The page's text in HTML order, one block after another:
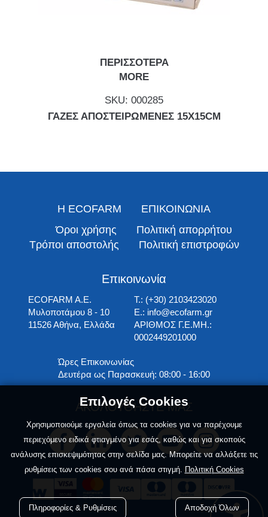
ΠΕΡΙΣΣΟΤΕΡΑ
MORE
SKU: 000285
ΓΑΖΕΣ ΑΠΟΣΤΕΙΡΩΜΕΝΕΣ 15Χ15CM
Η ECOFARM
ΕΠΙΚΟΙΝΩΝΙΑ
Όροι χρήσης
Πολιτική απορρήτου
Τρόποι αποστολής
Πολιτική επιστροφών
Επικοινωνία
ECOFARM A.E.
Μυλοποτάμου 8 - 10
11526 Αθήνα, Ελλάδα
T.: (+30) 2103423020
E.: info@ecofarm.gr
ΑΡΙΘΜΟΣ Γ.Ε.ΜΗ.:
0002449201000
Ώρες Επικοινωνίας
Δευτέρα ως Παρασκευή: 08:00 - 16:00
ΑΚΟΛΟΥΘΗΣΤΕ ΜΑΣ
Επιλογές Cookies
Χρησιμοποιούμε εργαλεία όπως τα cookies για να παρέχουμε
περιεχόμενο ειδικά φτιαγμένο για εσάς, καθώς και για σκοπούς
ανάλυσης επισκεψιμότητας στην σελίδα μας. Μπορείτε να αλλάξετε τις
ρυθμίσεις των cookies σου ανά πάσα στιγμή. Πολιτική Cookies
Πληροφορίες & Ρυθμίσεις Αποδοχή Όλων